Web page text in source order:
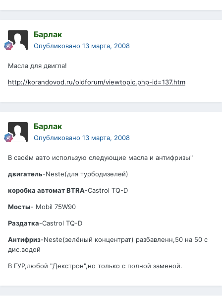
Барлак
Опубликовано 13 марта, 2008
Масла для двигла!
http://korandovod.ru/oldforum/viewtopic.php-id=137.htm
Барлак
Опубликовано 13 марта, 2008
В своём авто использую следующие масла и антифризы"
двигатель-Neste(для турбодизелей)
коробка автомат BTRA-Castrol TQ-D
Мосты- Mobil 75W90
Раздатка-Castrol TQ-D
Антифриз-Neste(зелёный концентрат) разбавленн,50 на 50 с
дис.водой
В ГУР,любой "Декстрон",но только с полной заменой.